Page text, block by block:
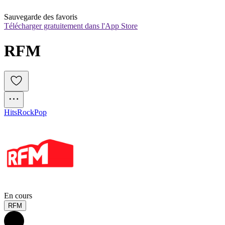
Sauvegarde des favoris
Télécharger gratuitement dans l'App Store
RFM
HitsRockPop
En cours
RFM